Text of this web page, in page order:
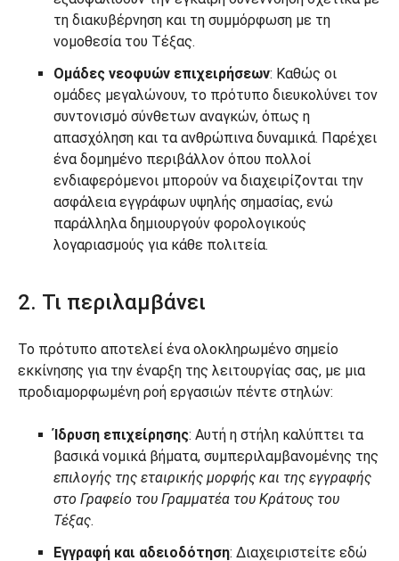
τη διακυβέρνηση και τη συμμόρφωση με τη
νομοθεσία του Τέξας.
Ομάδες νεοφυών επιχειρήσεων: Καθώς οι
ομάδες μεγαλώνουν, το πρότυπο διευκολύνει τον
συντονισμό σύνθετων αναγκών, όπως η
απασχόληση και τα ανθρώπινα δυναμικά. Παρέχει
ένα δομημένο περιβάλλον όπου πολλοί
ενδιαφερόμενοι μπορούν να διαχειρίζονται την
ασφάλεια εγγράφων υψηλής σημασίας, ενώ
παράλληλα δημιουργούν φορολογικούς
λογαριασμούς για κάθε πολιτεία.
2. Τι περιλαμβάνει
Το πρότυπο αποτελεί ένα ολοκληρωμένο σημείο
εκκίνησης για την έναρξη της λειτουργίας σας, με μια
προδιαμορφωμένη ροή εργασιών πέντε στηλών:
Ίδρυση επιχείρησης: Αυτή η στήλη καλύπτει τα
βασικά νομικά βήματα, συμπεριλαμβανομένης της
επιλογής της εταιρικής μορφής και της εγγραφής
στο Γραφείο του Γραμματέα του Κράτους του
Τέξας.
Εγγραφή και αδειοδότηση: Διαχειριστείτε εδώ